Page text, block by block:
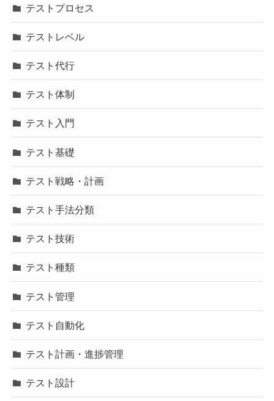
テストプロセス
テストレベル
テスト代行
テスト体制
テスト入門
テスト基礎
テスト戦略・計画
テスト手法分類
テスト技術
テスト種類
テスト管理
テスト自動化
テスト計画・進捗管理
テスト設計